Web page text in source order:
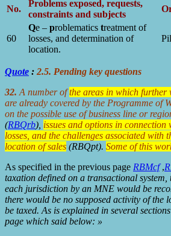
No.
Problems exposed, requests,
constraints and subjects
60
Qe – problematics treatment of
losses, and determination of
location.
Quote : 2.5. Pending key questions
32. A number ofthe areas in which further
are already covered by the Programme of
on the possible use of business line or
(RBQrb), issues and options in connection
losses, and the challenges associated with
location of sales (RBQpt). Some of this
As specified in the previous page RBMcf,
taxation defined on a transactional
each jurisdiction by an MNE would be
there would be no supposed activity of the
be taxed. As is explained in several
page which said below: »